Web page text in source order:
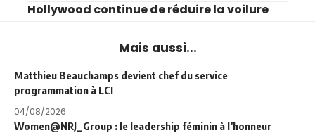
Hollywood continue de réduire la voilure
Mais aussi...
Matthieu Beauchamps devient chef du service
programmation à LCI
04/08/2026
Women@NRJ_Group : le leadership féminin à l’honneur